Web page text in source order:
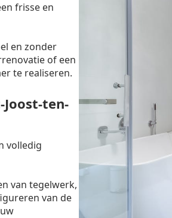
frisse en
en zonder
of een
te realiseren.
ten-
volledig
van tegelwerk,
van de